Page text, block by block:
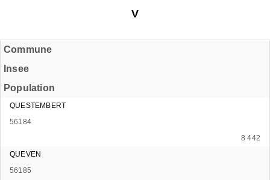
V
Commune
Insee
Population
QUESTEMBERT
56184
8 442
QUEVEN
56185